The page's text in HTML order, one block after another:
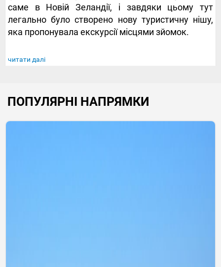
саме в Новій Зеландії, і завдяки цьому тут
легально було створено нову туристичну нішу,
яка пропонувала екскурсії місцями зйомок.
читати далі
ПОПУЛЯРНІ НАПРЯМКИ